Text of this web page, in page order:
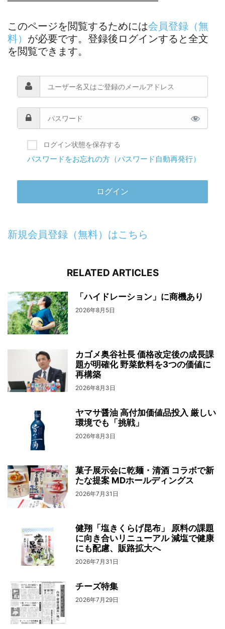
このページを閲覧するためには会員登録（無
料） が必要です。登録後ログインすると全文
を閲覧できます。
ログイン状態を保存する
パスワードをお忘れの方（パスワード自動再発行）
新規会員登録（無料）はこちら
RELATED ARTICLES
「ハイドレーション」に商機あり
2026年8月5日
カゴメ奥谷社長 価格改定後の成長課
題が明確化 野菜飲料を3つの価値に
再構築
2026年8月3日
ヤマサ醤油 高付加価値品投入 厳しい
環境でも「挑戦」
2026年8月3日
菓子展示会に乾麺・清酒 コラボで新
たな提案 MDホールディングス
2026年7月31日
健翔「塩きくらげ昆布」 原料の課題
に向き合いリニューアル 減塩で健康
にも配慮、販路拡大へ
2026年7月31日
チーズ特集
2026年7月29日